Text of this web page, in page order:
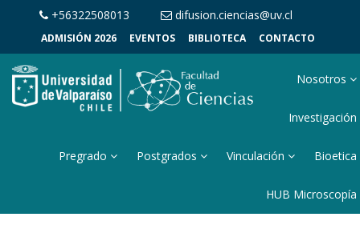
+56322508013 difusion.ciencias@uv.cl
ADMISIÓN 2026 EVENTOS BIBLIOTECA CONTACTO
Nosotros
Investigación
Pregrado Postgrados Vinculación Bioetica
HUB Microscopía